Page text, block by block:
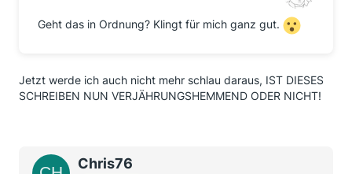
Geht das in Ordnung? Klingt für mich ganz gut.
Jetzt werde ich auch nicht mehr schlau daraus, IST DIESES
SCHREIBEN NUN VERJÄHRUNGSHEMMEND ODER NICHT!
Chris76